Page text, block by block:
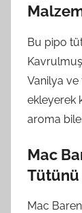
Bu pipo
Kavrulmuş
Vanilya ve
ekleyerek
aroma
Mac
Tütünü
Mac